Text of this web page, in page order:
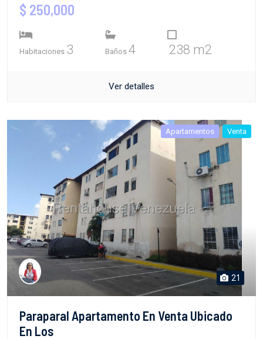
$ 250,000
Habitaciones 3 Baños 4 238 m2
Ver detalles
Apartamentos Venta
21
Paraparal Apartamento En Venta Ubicado
En Los